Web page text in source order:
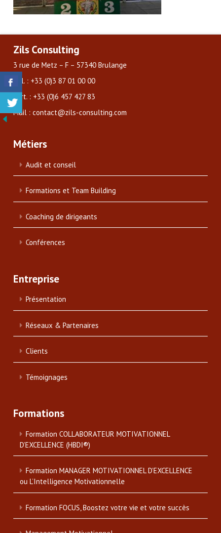
Zils Consulting
3 rue de Metz – F – 57340 Brulange
Tél. : +33 (0)3 87 01 00 00
Port. : +33 (0)6 457 427 83
Mail : contact@zils-consulting.com
Métiers
Audit et conseil
Formations et Team Building
Coaching de dirigeants
Conférences
Entreprise
Présentation
Réseaux & Partenaires
Clients
Témoignages
Formations
Formation COLLABORATEUR MOTIVATIONNEL
D’EXCELLENCE (HBDI®)
Formation MANAGER MOTIVATIONNEL D’EXCELLENCE
ou L’Intelligence Motivationnelle
Formation FOCUS, Boostez votre vie et votre succès